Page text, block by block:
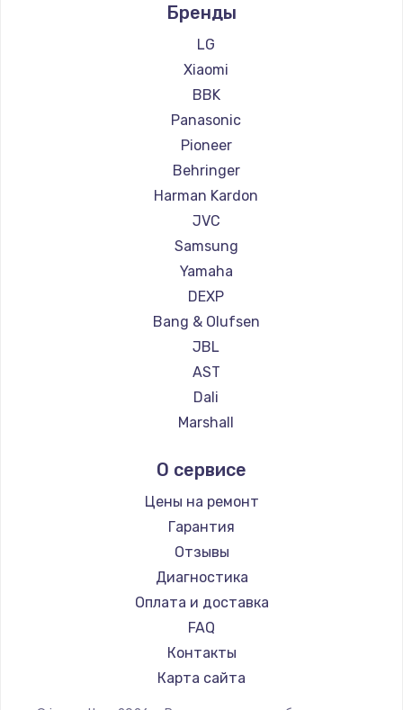
Замена сенсорного датчика
1300 руб.
Заказать
Замена сигнальной лампы
1200 руб.
Заказать
Замена системной платы
1500 руб.
Заказать
Замена температурного датчика
2500 руб.
Заказать
Замена электроконфорки
Заказать
Техобслуживание
900 руб.
Заказать
Установка / подключение / демонтаж
1300 руб.
Заказать
Бренды
LG
Xiaomi
BBK
Panasonic
Pioneer
Behringer
Harman Kardon
JVC
Samsung
Yamaha
DEXP
Bang & Olufsen
JBL
AST
Dali
Marshall
О сервисе
Цены на ремонт
Гарантия
Отзывы
Диагностика
Оплата и доставка
FAQ
Контакты
Карта сайта